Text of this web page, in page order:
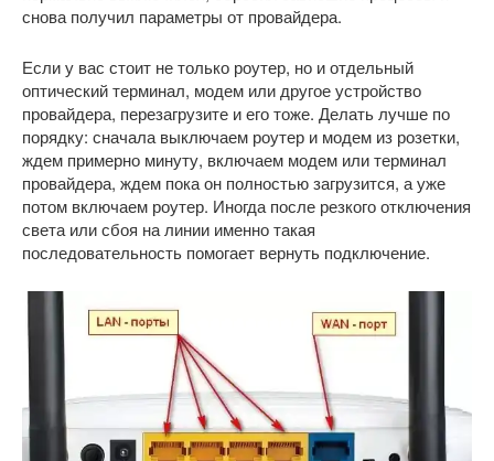
снова получил параметры от провайдера.
Если у вас стоит не только роутер, но и отдельный
оптический терминал, модем или другое устройство
провайдера, перезагрузите и его тоже. Делать лучше по
порядку: сначала выключаем роутер и модем из розетки,
ждем примерно минуту, включаем модем или терминал
провайдера, ждем пока он полностью загрузится, а уже
потом включаем роутер. Иногда после резкого отключения
света или сбоя на линии именно такая
последовательность помогает вернуть подключение.